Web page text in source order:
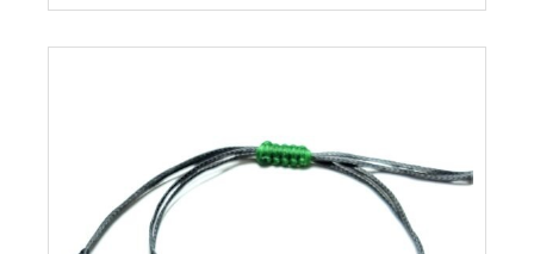
€850.00.είναι:
€680.00.